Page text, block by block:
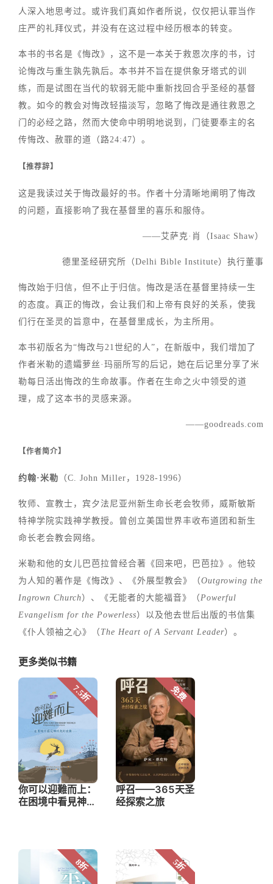
人深入地思考过。或许我们真如作者所说，仅仅把认罪当作
庄严的礼拜仪式，并没有在这过程中经历根本的转变。
本书的书名是《悔改》，这不是一本关于救恩次序的书，讨
论悔改与重生孰先孰后。本书并不旨在提供象牙塔式的训
练，而是试图在当代的软弱无能中重新找回合乎圣经的基督
教。如今的教会对悔改轻描淡写，忽略了悔改是通往救恩之
门的必经之路，然而大使命中明明地说到，门徒要奉主的名
传悔改、赦罪的道（路24:47）。
【推荐辞】
这是我读过关于悔改最好的书。作者十分清晰地阐明了悔改
的问题，直接影响了我在基督里的喜乐和服侍。
——艾萨克·肖（Isaac Shaw）
德里圣经研究所（Delhi Bible Institute）执行董事
悔改始于归信，但不止于归信。悔改是活在基督里持续一生
的态度。真正的悔改，会让我们和上帝有良好的关系，使我
们行在圣灵的旨意中，在基督里成长，为主所用。
本书初版名为“悔改与21世纪的人”，在新版中，我们增加了
作者米勒的遗孀萝丝·玛丽所写的后记，她在后记里分享了米
勒每日活出悔改的生命故事。作者在生命之火中领受的道
理，成了这本书的灵感来源。
——goodreads.com
【作者简介】
约翰·米勒 （C. John Miller，1928-1996）
牧师、宣教士，宾夕法尼亚州新生命长老会牧师，威斯敏斯
特神学院实践神学教授。曾创立美国世界丰收布道团和新生
命长老会教会网络。
米勒和他的女儿巴芭拉曾经合著《回来吧，巴芭拉》。他较
为人知的著作是《悔改》、《外展型教会》（Outgrowing the
Ingrown Church）、《无能者的大能福音》（ Powerful
Evangelism for the Powerless）以及他去世后出版的书信集
《仆人领袖之心》（ The Heart of A Servant Leader）。
更多类似书籍